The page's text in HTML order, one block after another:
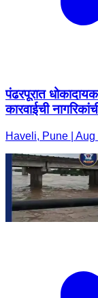
पंढरपूरात
कारवाईची
Haveli, Pune | Aug